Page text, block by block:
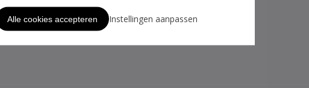
Alle cookies accepteren Instellingen aanpassen